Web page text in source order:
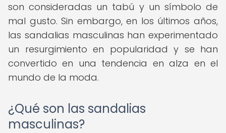
son consideradas un tabú y un símbolo de
mal gusto. Sin embargo, en los últimos años,
las sandalias masculinas han experimentado
un resurgimiento en popularidad y se han
convertido en una tendencia en alza en el
mundo de la moda.
¿Qué son las sandalias
masculinas?